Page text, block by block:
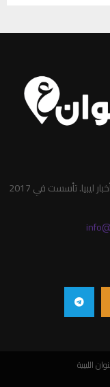
صحيفة العنوان الليبية صحيفة إلكترونية تعني بنشر أخبار ليبيا. تأسست في 2017
الليبية